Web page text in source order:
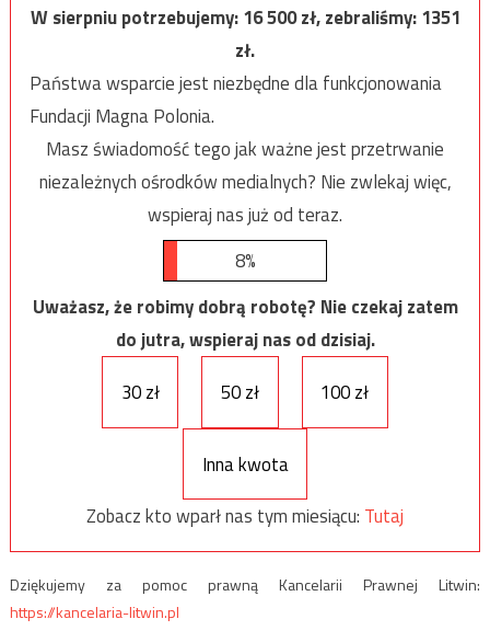
W sierpniu potrzebujemy:16 500zł, zebraliśmy:1351
zł.
Państwa wsparcie jest niezbędne dla funkcjonowania
Fundacji Magna Polonia.
Masz świadomość tego jak ważne jest przetrwanie
niezależnych ośrodków medialnych? Nie zwlekaj więc,
wspieraj nas już od teraz.
8%
Uważasz, że robimy dobrą robotę? Nie czekaj zatem
do jutra, wspieraj nas od dzisiaj.
30 zł
50 zł 100 zł
Inna kwota
Zobacz kto wparł nas tym miesiącu: Tutaj
Dziękujemy za pomoc prawną Kancelarii Prawnej Litwin:
https://kancelaria-litwin.pl